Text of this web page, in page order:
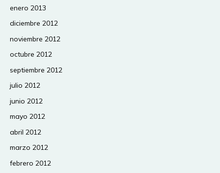
enero 2013
diciembre 2012
noviembre 2012
octubre 2012
septiembre 2012
julio 2012
junio 2012
mayo 2012
abril 2012
marzo 2012
febrero 2012